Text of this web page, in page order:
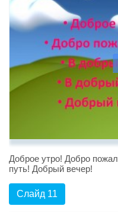
Доброе утро! Добро
путь! Добрый вечер!
Слайд 11